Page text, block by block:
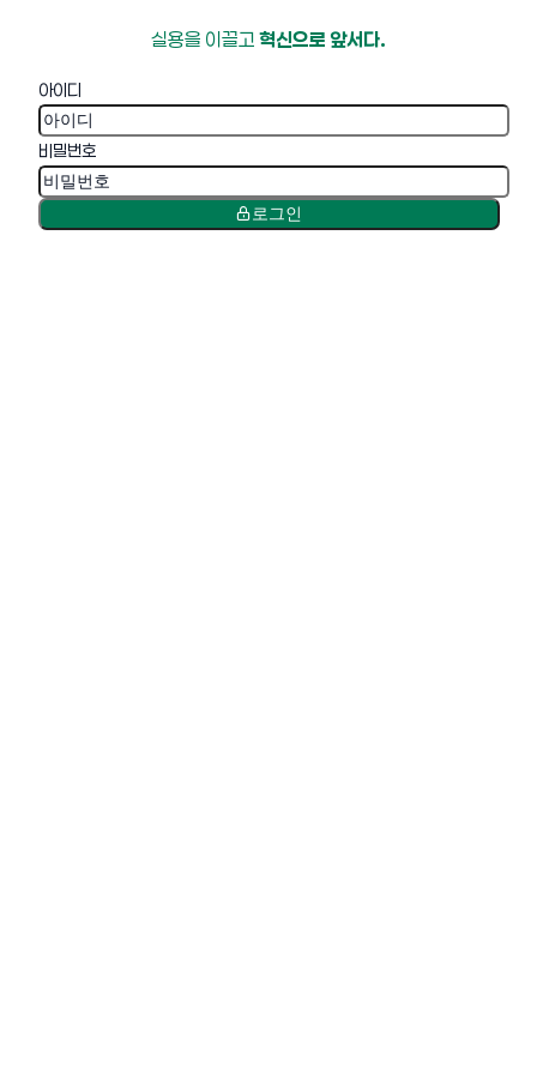
실용을 이끌고 혁신으로 앞서다.
아이디
비밀번호
로그인